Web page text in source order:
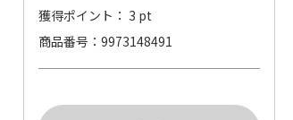
獲得ポイント： 3 pt
商品番号
9973148491